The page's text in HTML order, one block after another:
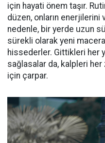
için hayati önem taşır.
düzen, onların enerjilerini
nedenle, bir yerde uzun
sürekli olarak yeni
hissederler. Gittikleri her
sağlasalar da, kalpleri
için çarpar.